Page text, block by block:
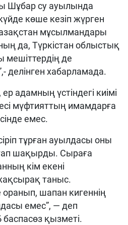
Шұбар су ауылында
көше кезіп жүрген
мұсылмандары
да, Түркістан облыстық
мешіттердің де
делінген хабарламада.
адамның үстіндегі киімі
мүфтияттың имамдарға
емес.
тұрған ауылдасы оны
шақырды. Сыраға
кім екені
таныс.
шапан кигеннің
емес”, — деп
қызметі.